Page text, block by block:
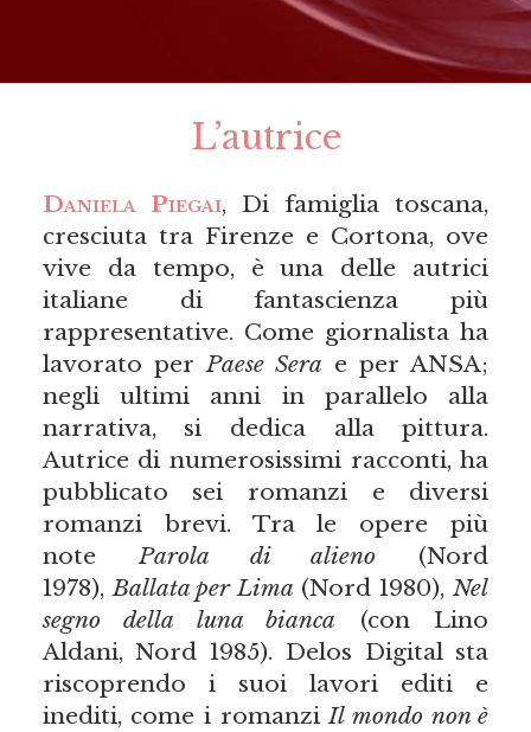
L’autrice
Daniela Piegai, Di famiglia toscana,
cresciuta tra Firenze e Cortona, ove
vive da tempo, è una delle autrici
italiane di fantascienza più
rappresentative. Come giornalista ha
lavorato perPaese Sera e per ANSA;
negli ultimi anni in parallelo alla
narrativa, si dedica alla pittura.
Autrice di numerosissimi racconti, ha
pubblicato sei romanzi e diversi
romanzi brevi. Tra le opere più
noteParola di alieno (Nord
1978),Ballata per Lima (Nord 1980),Nel
segno della luna bianca (con Lino
Aldani, Nord 1985). Delos Digital sta
riscoprendo i suoi lavori editi e
inediti, come i romanziIl mondo non è